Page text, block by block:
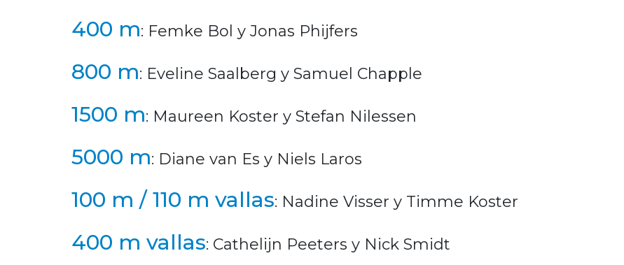
400 m: Femke Bol y Jonas Phijfers
800 m: Eveline Saalberg y Samuel Chapple
1500 m: Maureen Koster y Stefan Nilessen
5000 m: Diane van Es y Niels Laros
100 m / 110 m vallas: Nadine Visser y Timme Koster
400 m vallas: Cathelijn Peeters y Nick Smidt